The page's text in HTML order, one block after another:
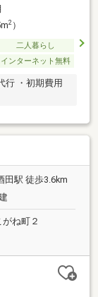
2）
二人暮らし
インターネット無料
行 ・初期費用
田駅 徒歩3.6km
ね町２